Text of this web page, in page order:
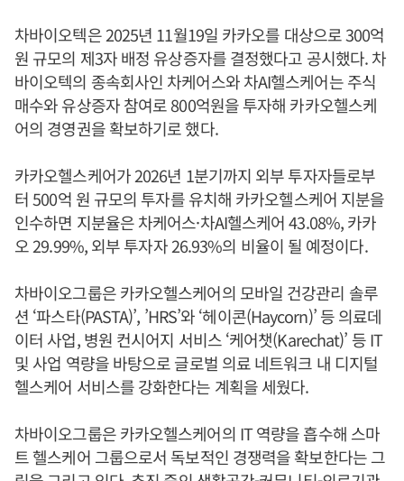
차바이오텍은 2025년 11월19일 카카오를 대상으로 300억
원 규모의 제3자 배정 유상증자를 결정했다고 공시했다. 차
바이오텍의 종속회사인 차케어스와 차AI헬스케어는 주식
매수와 유상증자 참여로 800억원을 투자해 카카오헬스케
어의 경영권을 확보하기로 했다.
카카오헬스케어가 2026년 1분기까지 외부 투자자들로부
터 500억 원 규모의 투자를 유치해 카카오헬스케어 지분을
인수하면 지분율은 차케어스·차AI헬스케어 43.08%, 카카
오 29.99%, 외부 투자자 26.93%의 비율이 될 예정이다.
차바이오그룹은 카카오헬스케어의 모바일 건강관리 솔루
션 ‘파스타(PASTA)’, ’HRS’와 ‘헤이콘(Haycorn)’ 등 의료데
이터 사업, 병원 컨시어지 서비스 ‘케어챗(Karechat)’ 등 IT
및 사업 역량을 바탕으로 글로벌 의료 네트워크 내 디지털
헬스케어 서비스를 강화한다는 계획을 세웠다.
차바이오그룹은 카카오헬스케어의 IT 역량을 흡수해 스마
트 헬스케어 그룹으로서 독보적인 경쟁력을 확보한다는 그